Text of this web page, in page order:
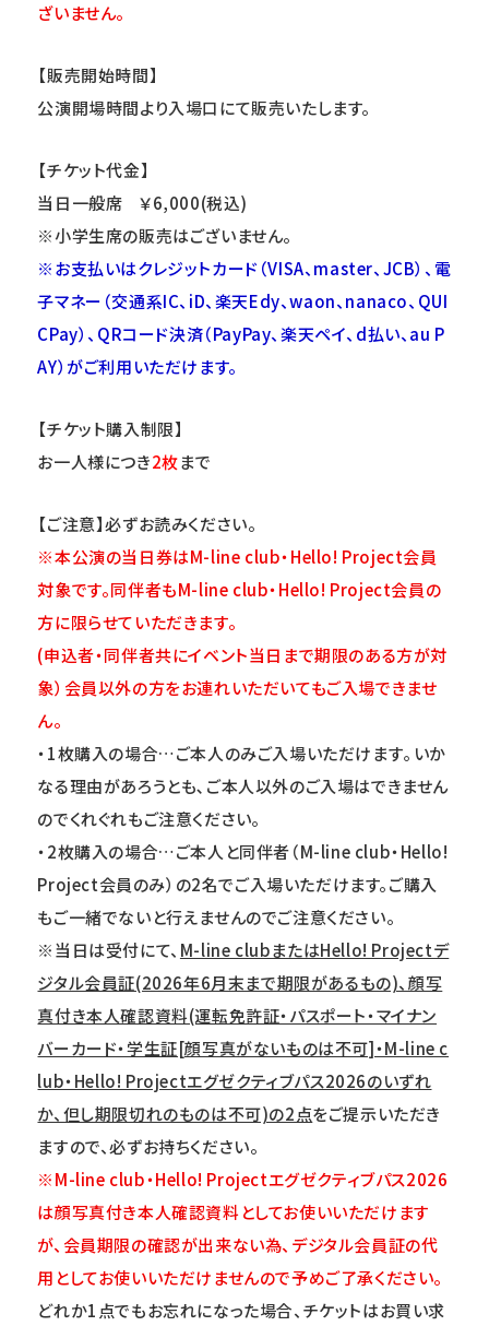
ざいません。
【販売開始時間】
公演開場時間より入場口にて販売いたします。
【チケット代金】
当日一般席 ￥6,000(税込)
※小学生席の販売はございません。
※お支払いはクレジットカード（VISA、master、JCB）、電
子マネー（交通系IC、iD、楽天Edy、waon、nanaco、QUI
CPay）、QRコード決済（PayPay、楽天ペイ、d払い、au P
AY）がご利用いただけます。
【チケット購入制限】
お一人様につき2枚まで
【ご注意】必ずお読みください。
※本公演の当日券はM-line club・Hello! Project会員
対象です。同伴者もM-line club・Hello! Project会員の
方に限らせていただきます。
(申込者・同伴者共にイベント当日まで期限のある方が対
象）会員以外の方をお連れいただいてもご入場できませ
ん。
・1枚購入の場合…ご本人のみご入場いただけます｡いか
なる理由があろうとも､ご本人以外のご入場はできません
のでくれぐれもご注意ください｡
・2枚購入の場合…ご本人と同伴者（M-line club・Hello!
Project会員のみ）の2名でご入場いただけます。ご購入
もご一緒でないと行えませんのでご注意ください。
※当日は受付にて、 M-line clubまたはHello! Projectデ
ジタル会員証(2026年6月末まで期限があるもの)、顔写
真付き本人確認資料(運転免許証・パスポート・マイナン
バーカード・学生証[顔写真がないものは不可]・M-line c
lub・Hello! Projectエグゼクティブパス2026のいずれ
か、但し期限切れのものは不可)の2点をご提示いただき
ますので、必ずお持ちください。
※M-line club・Hello! Projectエグゼクティブパス2026
は顔写真付き本人確認資料としてお使いいただけます
が、会員期限の確認が出来ない為、デジタル会員証の代
用としてお使いいただけませんので予めご了承ください。
どれか1点でもお忘れになった場合、チケットはお買い求